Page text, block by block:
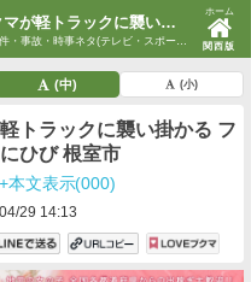
クマが軽トラックに襲い掛かる フロントガラスにひび 根室市
事件・事故・時事ネタ(テレビ・スポーツ・時事)
ホーム
関西版
(中) (小)
トラックに襲い掛かる フ
ひび 根室市
+本文表示(000)
29 14:13